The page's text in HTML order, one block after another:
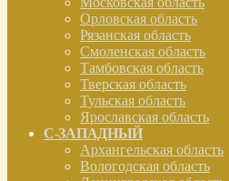
Орловская область
Рязанская область
Смоленская область
Тамбовская область
Тверская область
Тульская область
Ярославская область
С-ЗАПАДНЫЙ
Архангельская область
Вологодская область